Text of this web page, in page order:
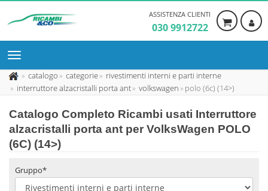
ASSISTENZA CLIENTI
030 9912722
catalogo categorie
rivestimenti interni e parti interne
interruttore alzacristalli porta ant
volkswagen polo (6c) (14>)
Catalogo Completo Ricambi usati Interruttore
alzacristalli porta ant per VolksWagen POLO
(6C) (14>)
Gruppo*